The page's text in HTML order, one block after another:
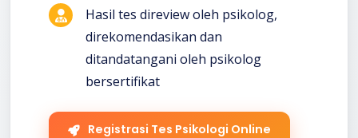
Hasil tes direview oleh psikolog,
direkomendasikan dan
ditandatangani oleh psikolog
bersertifikat
Registrasi Tes Psikologi Online